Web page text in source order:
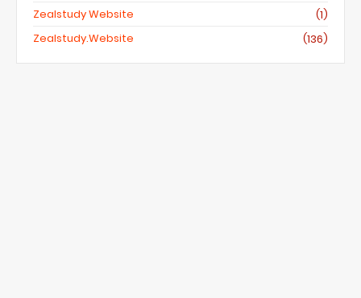
Zealstudy Website
(1)
Zealstudy.website
(136)